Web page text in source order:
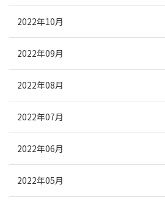
2022年10月
2022年09月
2022年08月
2022年07月
2022年06月
2022年05月